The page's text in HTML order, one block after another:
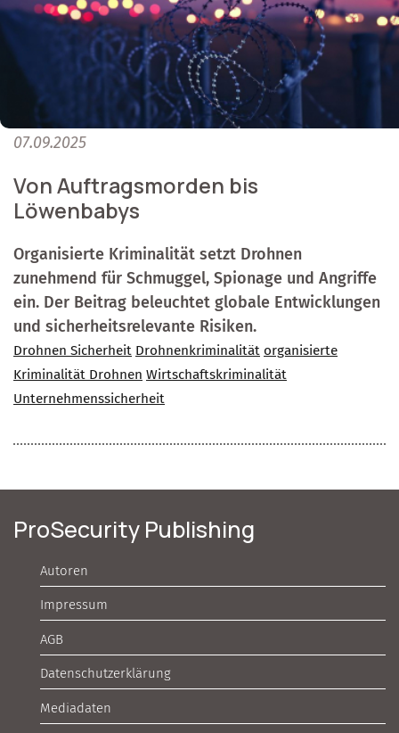
07.09.2025
Von Auftragsmorden bis
Löwenbabys
Organisierte Kriminalität setzt Drohnen
zunehmend für Schmuggel, Spionage und Angriffe
ein. Der Beitrag beleuchtet globale Entwicklungen
und sicherheitsrelevante Risiken.
Drohnen Sicherheit Drohnenkriminalität organisierte
Kriminalität Drohnen Wirtschaftskriminalität
Unternehmenssicherheit
ProSecurity Publishing
Autoren
Impressum
AGB
Datenschutzerklärung
Mediadaten